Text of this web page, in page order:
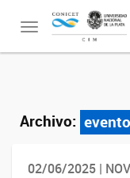
Toggle
navigation
Archivo: evento
02/06/2025 |